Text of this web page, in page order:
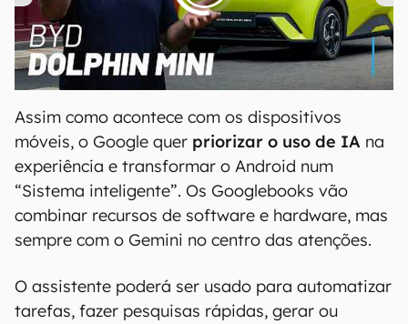
00:00/04:07
Assim como acontece com os dispositivos
móveis, o Google quer priorizar o uso de IA na
experiência e transformar o Android num
“Sistema inteligente”. Os Googlebooks vão
combinar recursos de software e hardware, mas
sempre com o Gemini no centro das atenções.
O assistente poderá ser usado para automatizar
tarefas, fazer pesquisas rápidas, gerar ou